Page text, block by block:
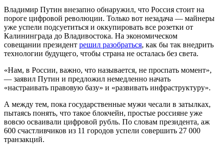
Владимир Путин внезапно обнаружил, что Россия стоит на
пороге цифровой революции. Только вот незадача — майнеры
уже успели подсуетиться и оккупировать все розетки от
Калининграда до Владивостока. На экономическом
совещании президент решил разобраться, как бы так внедрить
технологии будущего, чтобы страна не осталась без света.
«Нам, в России, важно, что называется, не проспать момент»,
— заявил Путин и предложил немедленно начать
«настраивать правовую базу» и «развивать инфраструктуру».
А между тем, пока государственные мужи чесали в затылках,
пытаясь понять, что такое блокчейн, простые россияне уже
вовсю осваивали цифровой рубль. По словам президента, аж
600 счастливчиков из 11 городов успели совершить 27 000
транзакций.